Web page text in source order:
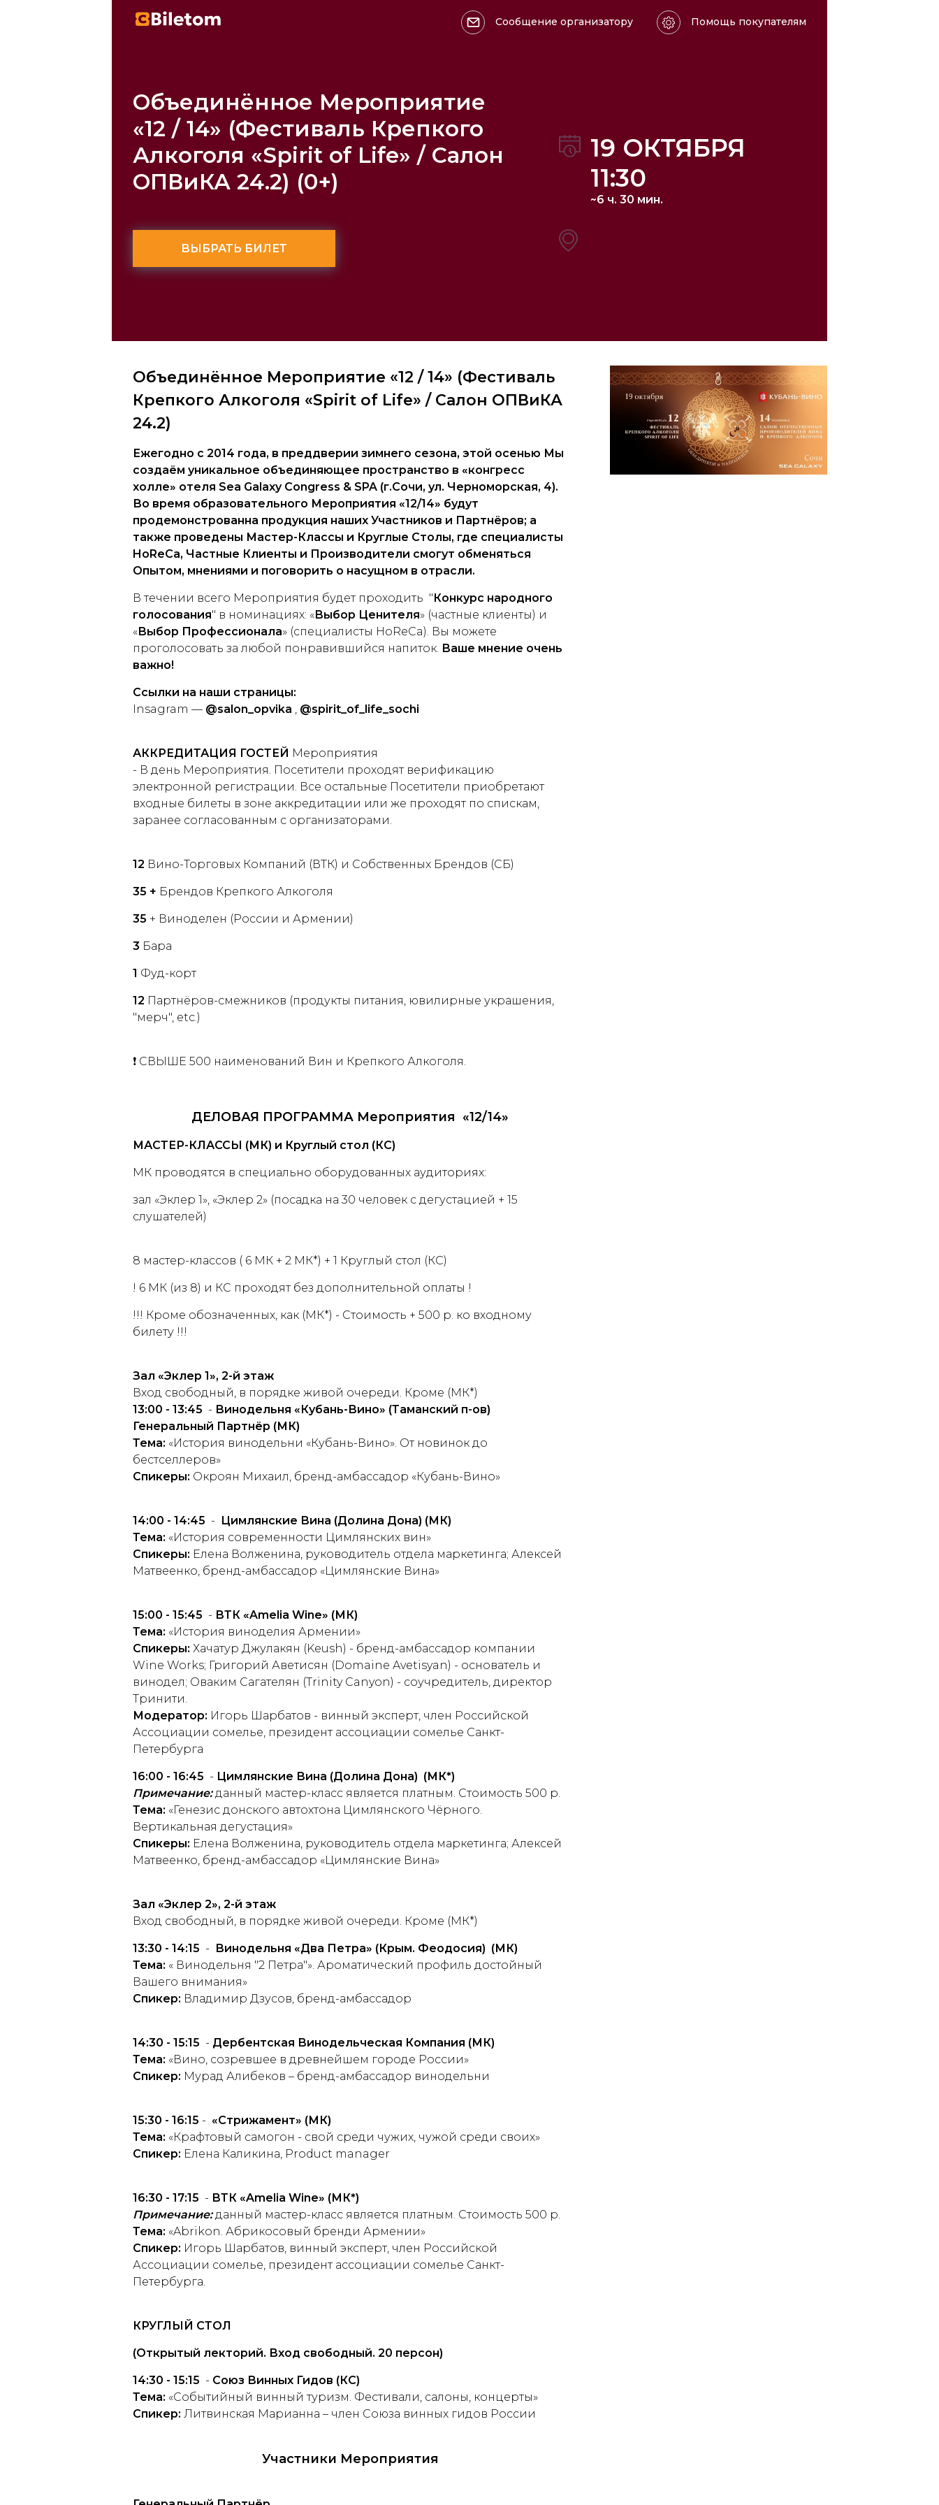
Сообщение организатору Помощь покупателям
Объединённое Мероприятие
«12 / 14» (Фестиваль Крепкого
Алкоголя «Spirit of Life» / Салон
ОПВиКА 24.2) (0+)
19 ОКТЯБРЯ
11:30
~6 ч. 30 мин.
ВЫБРАТЬ БИЛЕТ
Объединённое Мероприятие «12 / 14» (Фестиваль
Крепкого Алкоголя «Spirit of Life» / Салон ОПВиКА
24.2)
Ежегодно с 2014 года, в преддверии зимнего сезона, этой осенью Мы
создаём уникальное объединяющее пространство в «конгресс
холле» отеля Sea Galaxy Congress & SPA (г.Сочи, ул. Черноморская, 4).
Во время образовательного Мероприятия «12/14» будут
продемонстрованна продукция наших Участников и Партнёров; а
также проведены Мастер-Классы и Круглые Столы, где специалисты
HoReCa, Частные Клиенты и Производители смогут обменяться
Опытом, мнениями и поговорить о насущном в отрасли.
В течении всего Мероприятия будет проходить "Конкурс народного
голосования" в номинациях: «Выбор Ценителя» (частные клиенты) и
«Выбор Профессионала» (специалисты HoReCa). Вы можете
проголосовать за любой понравившийся напиток. Ваше мнение очень
важно!
Ссылки на наши страницы:
Insagram — @salon_opvika , @spirit_of_life_sochi
АККРЕДИТАЦИЯ ГОСТЕЙ Мероприятия
- В день Мероприятия. Посетители проходят верификацию
электронной регистрации. Все остальные Посетители приобретают
входные билеты в зоне аккредитации или же проходят по спискам,
заранее согласованным с организаторами.
12 Вино-Торговых Компаний (ВТК) и Собственных Брендов (СБ)
35 + Брендов Крепкого Алкоголя
35 + Виноделен (России и Армении)
3 Бара
1 Фуд-корт
12 Партнёров-смежников (продукты питания, ювилирные украшения,
"мерч", etc.)
❗ СВЫШЕ 500 наименований Вин и Крепкого Алкоголя.
ДЕЛОВАЯ ПРОГРАММА Мероприятия «12/14»
МАСТЕР-КЛАССЫ (МК) и Круглый стол (КС)
МК проводятся в специально оборудованных аудиториях:
зал «Эклер 1», «Эклер 2» (посадка на 30 человек с дегустацией + 15
слушателей)
8 мастер-классов ( 6 МК + 2 МК*) + 1 Круглый стол (КС)
! 6 МК (из 8) и КС проходят без дополнительной оплаты !
!!! Кроме обозначенных, как (МК*) - Стоимость + 500 р. ко входному
билету !!!
Зал «Эклер 1», 2-й этаж
Вход свободный, в порядке живой очереди. Кроме (МК*)
13:00 - 13:45 - Винодельня «Кубань-Вино» (Таманский п-ов)
Генеральный Партнёр (МК)
Тема: «История винодельни «Кубань-Вино». От новинок до
бестселлеров»
Спикеры: Окроян Михаил, бренд-амбассадор «Кубань-Вино»
14:00 - 14:45 - Цимлянские Вина (Долина Дона) (МК)
Тема: «История современности Цимлянских вин»
Спикеры: Елена Волженина, руководитель отдела маркетинга; Алексей
Матвеенко, бренд-амбассадор «Цимлянские Вина»
15:00 - 15:45 - ВТК «Amelia Wine» (МК)
Тема: «История виноделия Армении»
Спикеры: Хачатур Джулакян (Keush) - бренд-амбассадор компании
Wine Works; Григорий Аветисян (Domaine Avetisyan) - основатель и
винодел; Оваким Сагателян (Trinity Canyon) - соучредитель, директор
Тринити.
Модератор: Игорь Шарбатов - винный эксперт, член Российской
Ассоциации сомелье, президент ассоциации сомелье Санкт-
Петербурга
16:00 - 16:45 - Цимлянские Вина (Долина Дона) (МК*)
Примечание:данный мастер-класс является платным. Стоимость 500 р.
Тема: «Генезис донского автохтона Цимлянского Чёрного.
Вертикальная дегустация»
Спикеры: Елена Волженина, руководитель отдела маркетинга; Алексей
Матвеенко, бренд-амбассадор «Цимлянские Вина»
Зал «Эклер 2», 2-й этаж
Вход свободный, в порядке живой очереди. Кроме (МК*)
13:30 - 14:15 - Винодельня «Два Петра» (Крым. Феодосия) (МК)
Тема: « Винодельня "2 Петра"». Ароматический профиль достойный
Вашего внимания»
Спикер: Владимир Дзусов, бренд-амбассадор
14:30 - 15:15 - Дербентская Винодельческая Компания (МК)
Тема: «Вино, созревшее в древнейшем городе России»
Спикер: Мурад Алибеков – бренд-амбассадор винодельни
15:30 - 16:15 - «Стрижамент» (МК)
Тема: «Крафтовый самогон - свой среди чужих, чужой среди своих»
Спикер: Елена Каликина, Product manager
16:30 - 17:15 - ВТК «Amelia Wine» (МК*)
Примечание:данный мастер-класс является платным. Стоимость 500 р.
Тема: «Abrikon. Абрикосовый бренди Армении»
Спикер: Игорь Шарбатов, винный эксперт, член Российской
Ассоциации сомелье, президент ассоциации сомелье Санкт-
Петербурга.
КРУГЛЫЙ СТОЛ
(Открытый лекторий. Вход свободный. 20 персон)
14:30 - 15:15 - Союз Винных Гидов (КС)
Тема: «Событийный винный туризм. Фестивали, салоны, концерты»
Спикер: Литвинская Марианна – член Союза винных гидов России
Участники Мероприятия